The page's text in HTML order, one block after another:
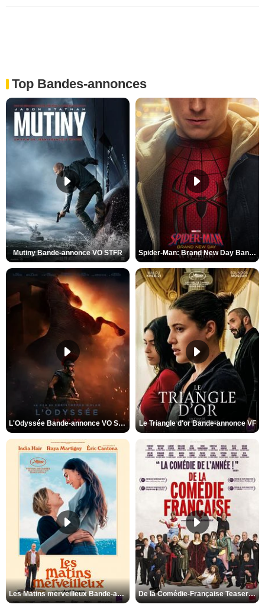
Top Bandes-annonces
Mutiny Bande-annonce VO STFR Spider-Man: Brand New Day Bande-annonce VO STFR
L'Odyssée Bande-annonce VO STFR Le Triangle d'or Bande-annonce VF
Les Matins merveilleux Bande-annonce VF De la Comédie-Française Teaser VF